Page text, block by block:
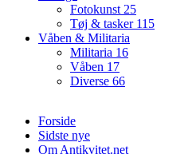
Fotokunst25
Tøj & tasker 115
Våben & Militaria
Militaria 16
Våben 17
Diverse 66
Forside
Sidste nye
Om Antikvitet.net